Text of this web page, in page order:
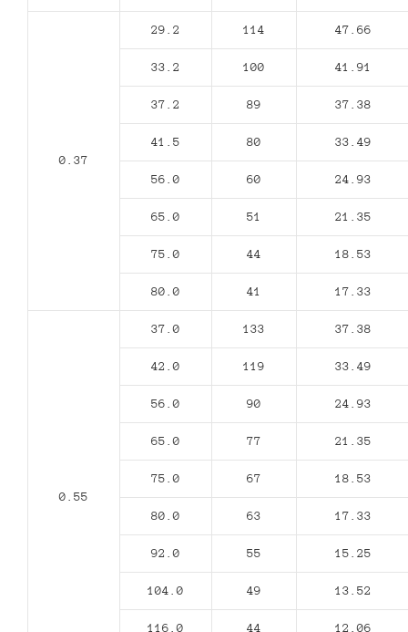
0.37
29.2 114 47.66
33.2 100 41.91
37.2 89 37.38
41.5 80 33.49
56.0 60 24.93
65.0 51 21.35
75.0 44 18.53
80.0 41 17.33
0.55
37.0 133 37.38
42.0 119 33.49
56.0 90 24.93
65.0 77 21.35
75.0 67 18.53
80.0 63 17.33
92.0 55 15.25
104.0 49 13.52
116.0 44 12.06